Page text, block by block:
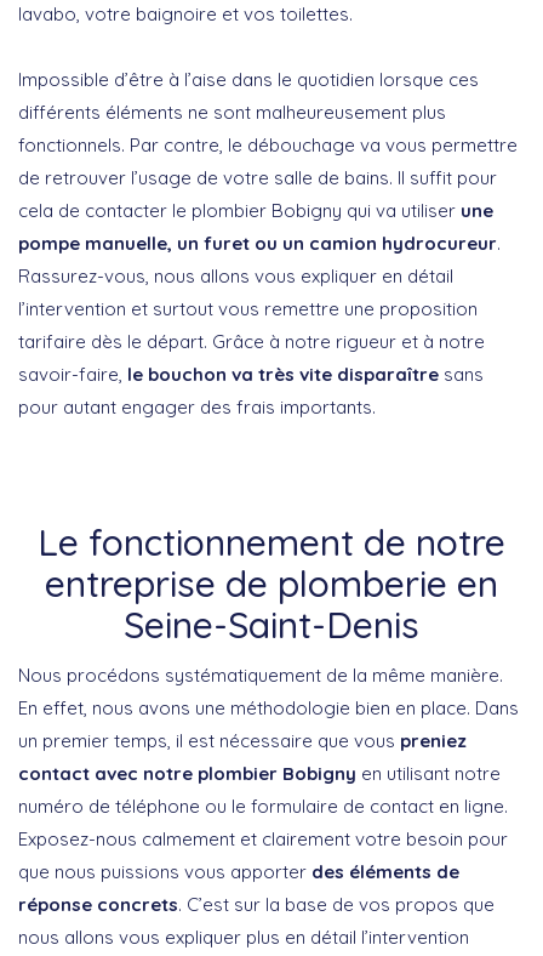
lavabo, votre baignoire et vos toilettes.
Impossible d’être à l’aise dans le quotidien lorsque ces
différents éléments ne sont malheureusement plus
fonctionnels. Par contre, le débouchage va vous permettre
de retrouver l’usage de votre salle de bains. Il suffit pour
cela de contacter le plombier Bobigny qui va utiliser une
pompe manuelle, un furet ou un camion hydrocureur.
Rassurez-vous, nous allons vous expliquer en détail
l’intervention et surtout vous remettre une proposition
tarifaire dès le départ. Grâce à notre rigueur et à notre
savoir-faire, le bouchon va très vite disparaître sans
pour autant engager des frais importants.
Le fonctionnement de notre
entreprise de plomberie en
Seine-Saint-Denis
Nous procédons systématiquement de la même manière.
En effet, nous avons une méthodologie bien en place. Dans
un premier temps, il est nécessaire que vous preniez
contact avec notre plombier Bobigny en utilisant notre
numéro de téléphone ou le formulaire de contact en ligne.
Exposez-nous calmement et clairement votre besoin pour
que nous puissions vous apporter des éléments de
réponse concrets. C’est sur la base de vos propos que
nous allons vous expliquer plus en détail l’intervention